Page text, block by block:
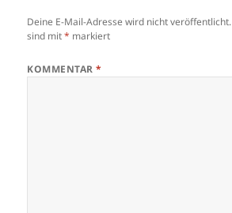
Deine E-Mail-Adresse wird nicht veröffentlicht.
sind mit* markiert
KOMMENTAR*